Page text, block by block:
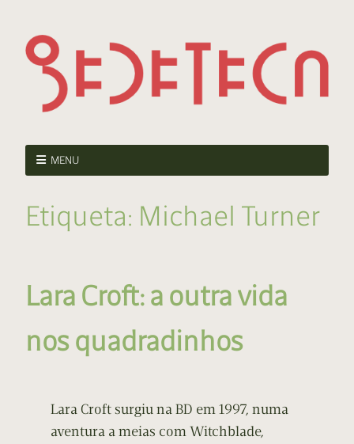
MENU
Etiqueta: Michael Turner
Lara Croft: a outra vida
nos quadradinhos
Lara Croft surgiu na BD em 1997, numa
aventura a meias com Witchblade,